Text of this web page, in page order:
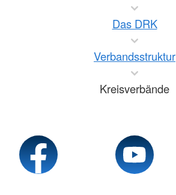
Das DRK
Verbandsstruktur
Kreisverbände